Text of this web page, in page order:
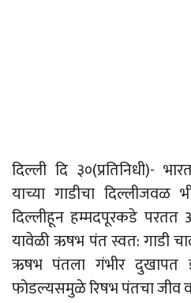
दिल्ली दि ३०(प्रतिनिधी)-
याच्या गाडीचा
दिल्लीहून हम्मदपूरकडे परतत
यावेळी ऋषभ पंत स्वत: गाडी
ऋषभ पंतला गंभीर दुखापत
फोडल्यसमुळे रिषभ पंतचा जीव